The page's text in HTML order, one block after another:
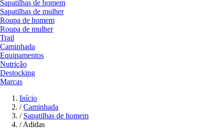
Sapatilhas de homem
Sapatilhas de mulher
Roupa de homem
Roupa de mulher
Trail
Caminhada
Equipamentos
Nutrição
Destocking
Marcas
Início
/ Caminhada
/ Sapatilhas de homem
/ Adidas